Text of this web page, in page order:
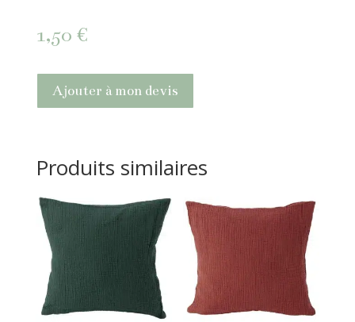
1,50 €
Ajouter à mon devis
Produits similaires